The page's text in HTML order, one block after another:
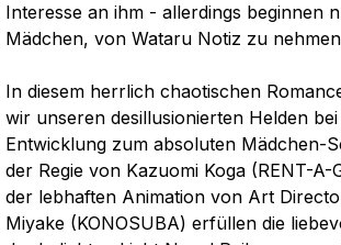
Interesse an ihm - allerdings beginnen
Mädchen, von Wataru Notiz zu
In diesem herrlich chaotischen
wir unseren desillusionierten Helden
Entwicklung zum absoluten Mädchen-
der Regie von Kazuomi Koga (RENT-A-
der lebhaften Animation von Art
Miyake (KONOSUBA) erfüllen die